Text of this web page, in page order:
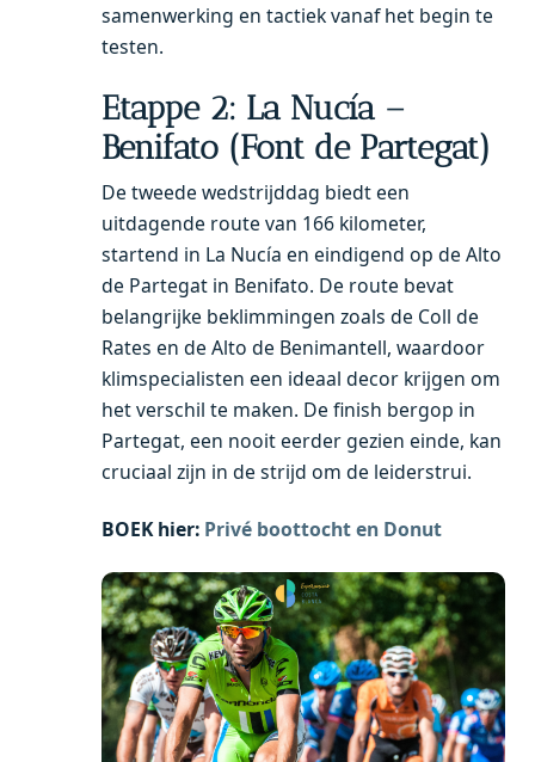
samenwerking en tactiek vanaf het begin te
testen.
Etappe 2: La Nucía –
Benifato (Font de Partegat)
De tweede wedstrijddag biedt een
uitdagende route van 166 kilometer,
startend in La Nucía en eindigend op de Alto
de Partegat in Benifato. De route bevat
belangrijke beklimmingen zoals de Coll de
Rates en de Alto de Benimantell, waardoor
klimspecialisten een ideaal decor krijgen om
het verschil te maken. De finish bergop in
Partegat, een nooit eerder gezien einde, kan
cruciaal zijn in de strijd om de leiderstrui.
BOEK hier: Privé boottocht en Donut